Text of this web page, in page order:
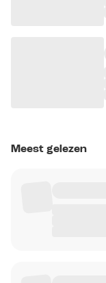
Meest gelezen